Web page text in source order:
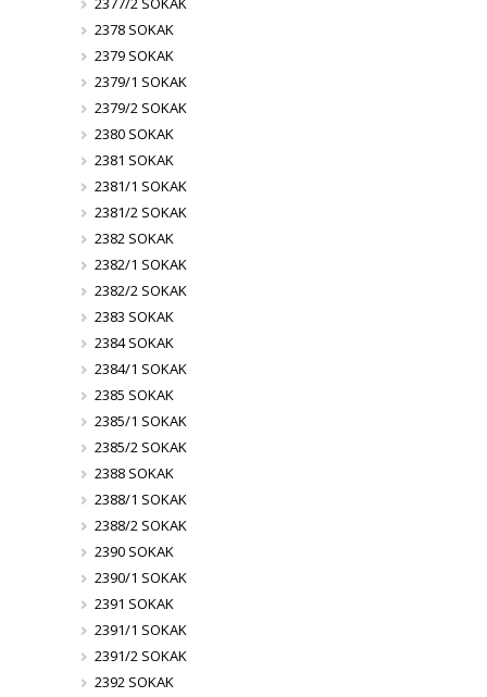
2378 SOKAK
2379 SOKAK
2379/1 SOKAK
2379/2 SOKAK
2380 SOKAK
2381 SOKAK
2381/1 SOKAK
2381/2 SOKAK
2382 SOKAK
2382/1 SOKAK
2382/2 SOKAK
2383 SOKAK
2384 SOKAK
2384/1 SOKAK
2385 SOKAK
2385/1 SOKAK
2385/2 SOKAK
2388 SOKAK
2388/1 SOKAK
2388/2 SOKAK
2390 SOKAK
2390/1 SOKAK
2391 SOKAK
2391/1 SOKAK
2391/2 SOKAK
2392 SOKAK